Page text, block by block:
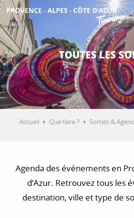
Aller
contenu
principal
DÉCOUVRIR
QUE FAIRE ?
SÉJOURNER
TOUTES LES
Accueil Que faire ? Sorties &
Agenda des événements en
d’Azur. Retrouvez tous les
destination, ville et type de